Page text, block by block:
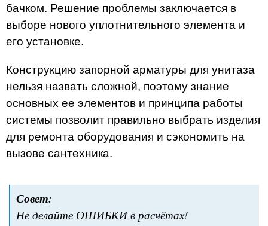
бачком. Решение проблемы заключается в
выборе нового уплотнительного элемента и
его установке.
Конструкцию запорной арматуры для унитаза
нельзя назвать сложной, поэтому знание
основных ее элементов и принципа работы
системы позволит правильно выбрать изделия
для ремонта оборудования и сэкономить на
вызове сантехника.
Совет:
Не делайте ОШИБКИ в расчётах!